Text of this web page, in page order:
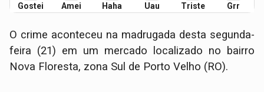
Gostei Amei Haha Uau Triste Grr
O crime aconteceu na madrugada desta segunda-
feira (21) em um mercado localizado no bairro
Nova Floresta, zona Sul de Porto Velho (RO).